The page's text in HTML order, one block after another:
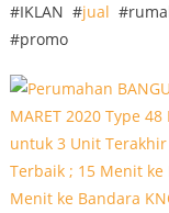
#IKLAN #jual
#promo